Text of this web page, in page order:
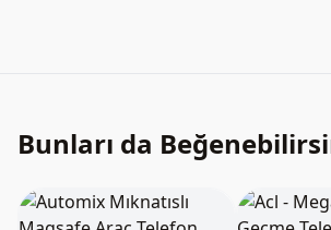
Bunları da